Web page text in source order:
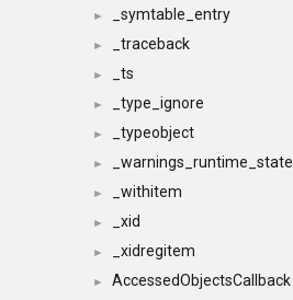
► _symtable_entry
► _traceback
► _ts
► _type_ignore
► _typeobject
► _warnings_runtime_state
► _withitem
► _xid
► _xidregitem
► AccessedObjectsCallback